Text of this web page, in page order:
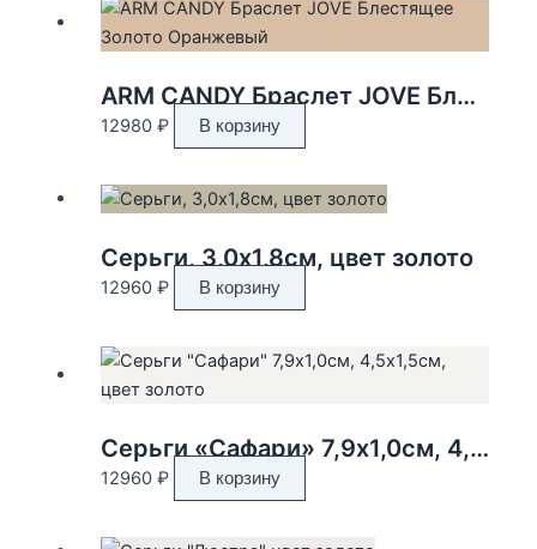
ARM CANDY Браслет JOVE Блестящее Золото Оранжевый
12980 ₽ В корзину
Серьги, 3,0х1,8см, цвет золото
12960 ₽ В корзину
Серьги «Сафари» 7,9х1,0см, 4,5х1,5см, цвет золото
12960 ₽ В корзину